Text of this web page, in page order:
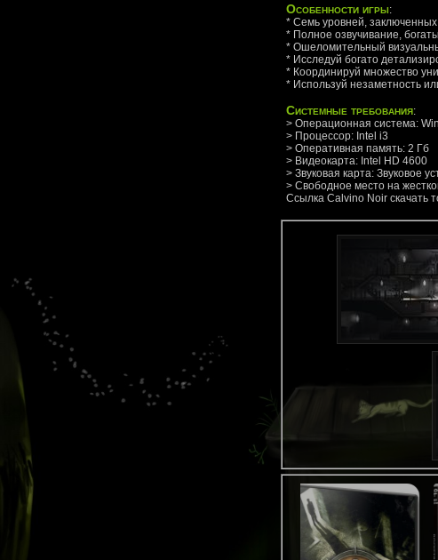
Особенности игры:
* Семь уровней, заключенных
* Полное озвучивание,
* Ошеломительный
* Исследуй богато
* Координируй множество
* Используй незаметность
Системные требования:
> Операционная система:
> Процессор: Intel i3
> Оперативная память: 2 Гб
> Видеокарта: Intel HD 4600
> Звуковая карта: Звуковое
> Свободное место на
Ссылка Calvino Noir скачать